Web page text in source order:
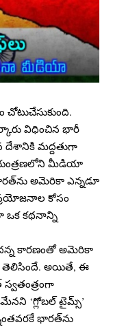
విధించిన భారీ
మద్దతుగా
మీడియా
భారత్‌ను అమెరికా ఎన్నడూ
కోసం
ఒక కథనాన్ని
కారణంతో అమెరికా
తెలిసిందే. అయితే, ఈ
‘గ్లోబల్ టైమ్స్’
భారత్‌ను